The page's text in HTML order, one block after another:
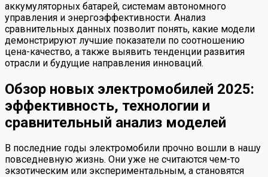
аккумуляторных батарей, системам автономного
управления и энергоэффективности. Анализ
сравнительных данных позволит понять, какие модели
демонстрируют лучшие показатели по соотношению
цена-качество, а также выявить тенденции развития
отрасли и будущие направления инноваций.
Обзор новых электромобилей 2025:
эффективность, технологии и
сравнительный анализ моделей
В последние годы электромобили прочно вошли в нашу
повседневную жизнь. Они уже не считаются чем-то
экзотическим или экспериментальным, а становятся